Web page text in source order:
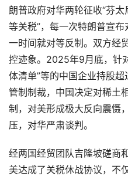
朗普政府对华两轮征收“芬
等关税”，每一次特朗普宣
一时间就对等反制。双方经
控迹象。2025年9月底，针
体清单”等的中国企业持股
管制制裁，中国决定对稀土
制，对美形成极大反向震慑
压，对华严肃谈判。
经两国经贸团队吉隆坡磋商
美达成了关税休战协议，不